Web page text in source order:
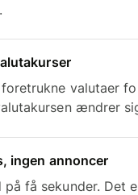
foretrukne valutaer
ændrer
ingen annoncer
på få sekunder. Det